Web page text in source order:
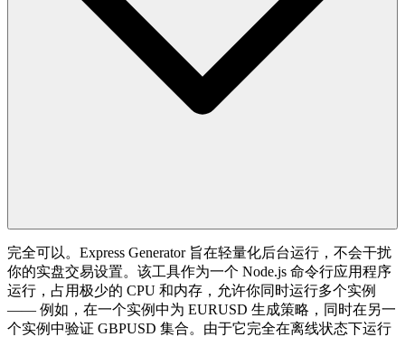
完全可以。Express Generator 旨在轻量化后台运行，不会干扰
你的实盘交易设置。该工具作为一个 Node.js 命令行应用程序
运行，占用极少的 CPU 和内存，允许你同时运行多个实例
—— 例如，在一个实例中为 EURUSD 生成策略，同时在另一
个实例中验证 GBPUSD 集合。由于它完全在离线状态下运行